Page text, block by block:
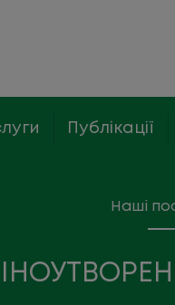
Публікації
Наші